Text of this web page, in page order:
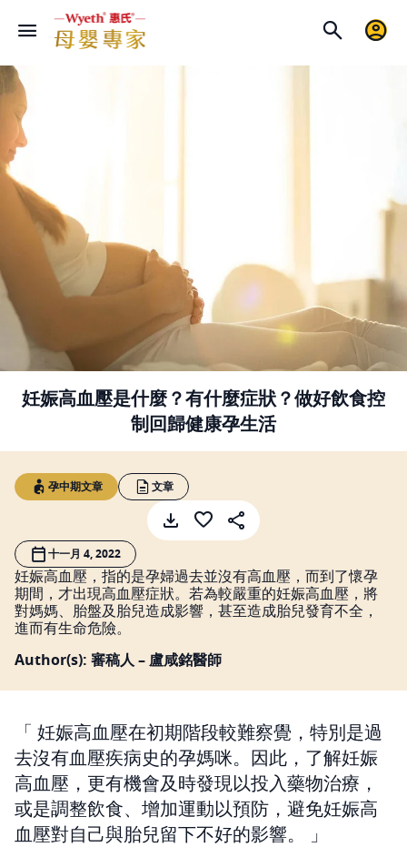
妊娠高血壓是什麼？有什麼症狀？做好飲食控
制回歸健康孕生活
孕中期文章 文章
十一月 4, 2022
妊娠高血壓，指的是孕婦過去並沒有高血壓，而到了懷孕
期間，才出現高血壓症狀。若為較嚴重的妊娠高血壓，將
對媽媽、胎盤及胎兒造成影響，甚至造成胎兒發育不全，
進而有生命危險。
Author(s): 審稿人 – 盧咸銘醫師
妊娠高血壓在初期階段較難察覺，特別是過
去沒有血壓疾病史的孕媽咪。因此，了解妊娠
高血壓，更有機會及時發現以投入藥物治療，
或是調整飲食、增加運動以預防，避免妊娠高
血壓對自己與胎兒留下不好的影響。